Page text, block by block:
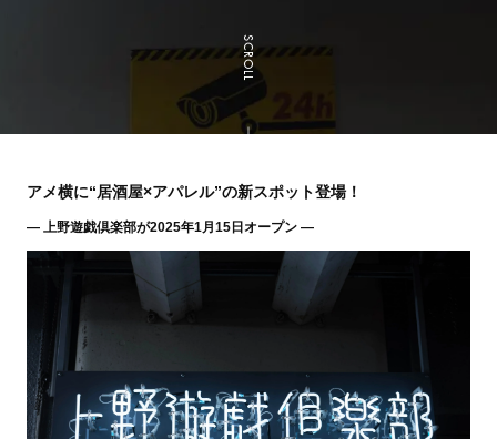
SCROLL
アメ横に“居酒屋×アパレル”の新スポット登場！
― 上野遊戯倶楽部が2025年1月15日オープン ―